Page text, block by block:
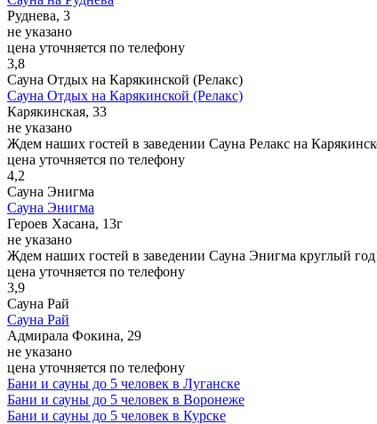
Руднева, 3
не указано
цена уточняется по телефону
3,8
Сауна Отдых на Карякинской (Релакс)
Сауна Отдых на Карякинской (Релакс)
Карякинская, 33
не указано
Ждем наших гостей в заведении Сауна Релакс на
цена уточняется по телефону
4,2
Сауна Энигма
Сауна Энигма
Героев Хасана, 13г
не указано
Ждем наших гостей в заведении Сауна Энигма круглый
цена уточняется по телефону
3,9
Сауна Рай
Сауна Рай
Адмирала Фокина, 29
не указано
цена уточняется по телефону
Бани и сауны до 5 человек в Луганске
Бани и сауны до 5 человек в Воронеже
Бани и сауны до 5 человек в Курске